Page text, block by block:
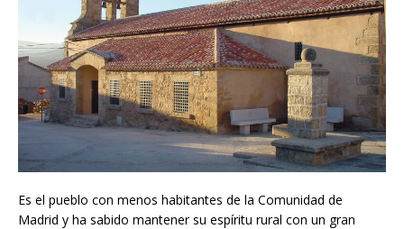
Es el pueblo con menos habitantes de la Comunidad de
Madrid y ha sabido mantener su espíritu rural con un gran